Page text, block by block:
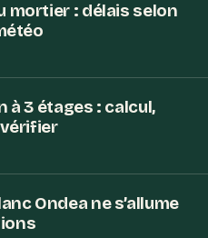
mortier : délais selon
à 3 étages : calcul,
Ondea ne s’allume